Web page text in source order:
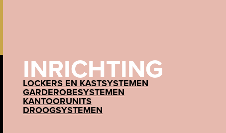
INRICHTING
LOCKERS EN KASTSYSTEMEN
GARDEROBESYSTEMEN
KANTOORUNITS
DROOGSYSTEMEN